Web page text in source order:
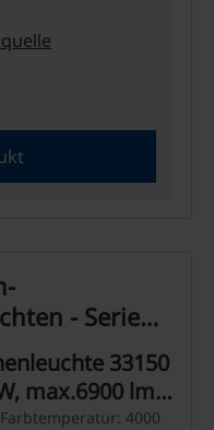
- Serie
33150
max.6900 lm,
4000